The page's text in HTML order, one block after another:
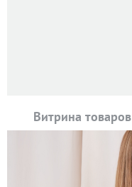
Витрина товаров